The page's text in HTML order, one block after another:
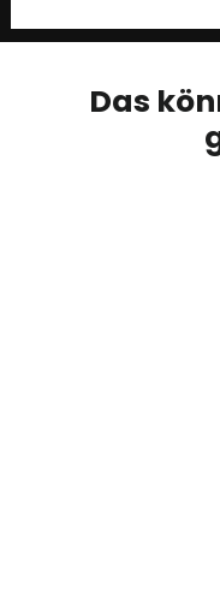
Das